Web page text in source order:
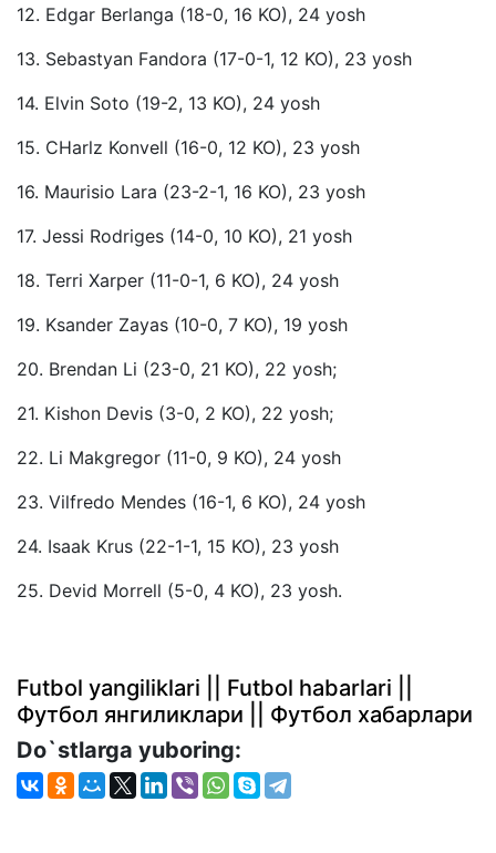
12. Edgar Berlanga (18-0, 16 KO), 24 yosh
13. Sebastyan Fandora (17-0-1, 12 KO), 23 yosh
14. Elvin Soto (19-2, 13 KO), 24 yosh
15. CHarlz Konvell (16-0, 12 KO), 23 yosh
16. Maurisio Lara (23-2-1, 16 KO), 23 yosh
17. Jessi Rodriges (14-0, 10 KO), 21 yosh
18. Terri Xarper (11-0-1, 6 KO), 24 yosh
19. Ksander Zayas (10-0, 7 KO), 19 yosh
20. Brendan Li (23-0, 21 KO), 22 yosh;
21. Kishon Devis (3-0, 2 KO), 22 yosh;
22. Li Makgregor (11-0, 9 KO), 24 yosh
23. Vilfredo Mendes (16-1, 6 KO), 24 yosh
24. Isaak Krus (22-1-1, 15 KO), 23 yosh
25. Devid Morrell (5-0, 4 KO), 23 yosh.
Futbol yangiliklari || Futbol habarlari ||
Футбол янгиликлари || Футбол хабарлари
Do`stlarga yuboring: